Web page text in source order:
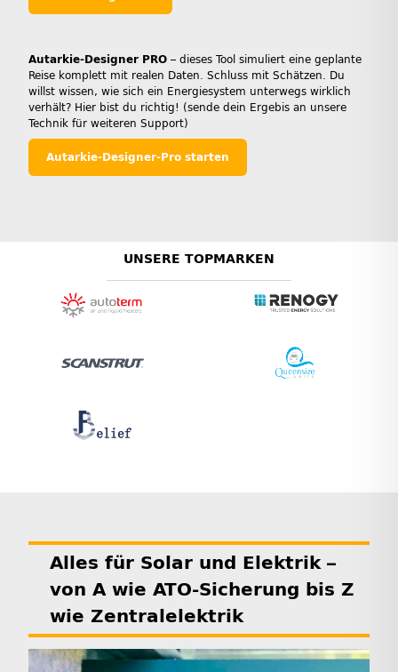
Autarkie-Designer PRO – dieses Tool simuliert eine geplante
Reise komplett mit realen Daten. Schluss mit Schätzen. Du
willst wissen, wie sich ein Energiesystem unterwegs wirklich
verhält? Hier bist du richtig! (sende dein Ergebis an unsere
Technik für weiteren Support)
Autarkie-Designer-Pro starten
UNSERE TOPMARKEN
Alles für Solar und Elektrik –
von A wie ATO-Sicherung bis Z
wie Zentralelektrik